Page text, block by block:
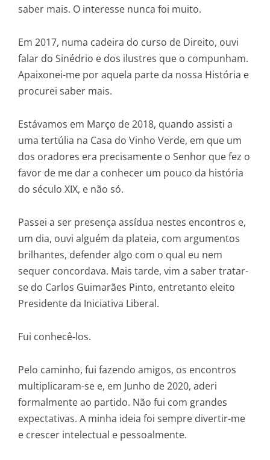
saber mais. O interesse nunca foi muito.
Em 2017, numa cadeira do curso de Direito, ouvi
falar do Sinédrio e dos ilustres que o compunham.
Apaixonei-me por aquela parte da nossa História e
procurei saber mais.
Estávamos em Março de 2018, quando assisti a
uma tertúlia na Casa do Vinho Verde, em que um
dos oradores era precisamente o Senhor que fez o
favor de me dar a conhecer um pouco da história
do século XIX, e não só.
Passei a ser presença assídua nestes encontros e,
um dia, ouvi alguém da plateia, com argumentos
brilhantes, defender algo com o qual eu nem
sequer concordava. Mais tarde, vim a saber tratar-
se do Carlos Guimarães Pinto, entretanto eleito
Presidente da Iniciativa Liberal.
Fui conhecê-los.
Pelo caminho, fui fazendo amigos, os encontros
multiplicaram-se e, em Junho de 2020, aderi
formalmente ao partido. Não fui com grandes
expectativas. A minha ideia foi sempre divertir-me
e crescer intelectual e pessoalmente.